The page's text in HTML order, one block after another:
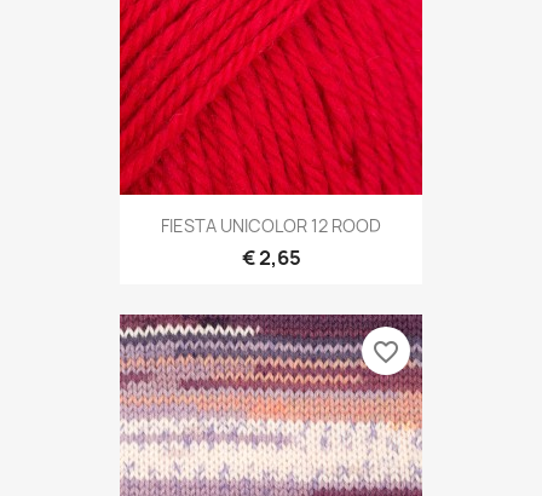
FIESTA UNICOLOR 12 ROOD
€ 2,65
favorite_border